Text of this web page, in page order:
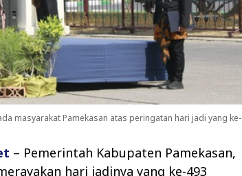
masyarakat Pamekasan atas peringatan hari jadi yang ke-
– Pemerintah Kabupaten Pamekasan,
hari jadinya yang ke-493